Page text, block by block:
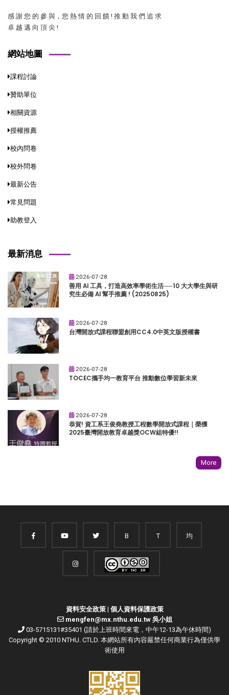
感 謝 您 的 參 與，您 熱 情 的 回 饋 ! 推 動 我 們 追 求
卓 越 邁 向 頂 尖 !
網站地圖
課程討論
贊助單位
相關資源
授權推薦
校內問卷
校外問卷
最新公告
常見問題
助教登入
最新消息
2026-07-28
善用 AI 工具，打造高效率學術生活──10 大大學生與研
究生必備 AI 幫手推薦 ! (20250825)
2026-07-28
台灣開放式課程聯盟創用CC4.0中英文版授權書
2026-07-28
TOCEC攜手均一教育平台 推動數位學習新未來
2026-07-28
恭賀! 資工系王俊堯教授工程數學開放式課程｜榮獲
2025臺灣開放教育卓越獎OCW組特優!!
More
B T 均
資料安全政策| 個人資料保護政策
mengfen@mx.nthu.edu.tw 吳小姐
03-5715131#35401 (請於上班時間來電，中午12-13為午休時間)
Copyright © 2010 NTHU. CTLD. 本網站所有內容嚴禁任何商業行為僅供學
術使用